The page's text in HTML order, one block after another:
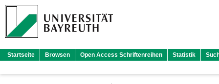
Startseite Browsen Open Access Schriftenreihen Statistik